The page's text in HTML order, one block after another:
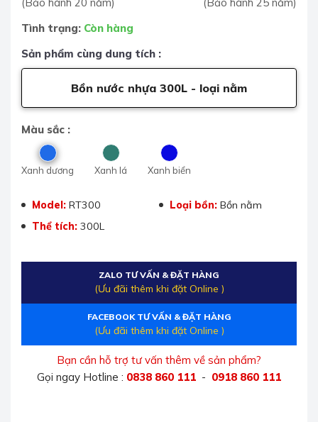
(Bảo hành 20 năm)
(Bảo hành 25 năm)
Tình trạng: Còn hàng
Sản phẩm cùng dung tích :
Bồn nước nhựa 300L - loại nằm
Màu sắc :
Xanh dương Xanh lá Xanh biển
Model: RT300 Loại bồn: Bồn nằm
Thể tích: 300L
ZALO TƯ VẤN & ĐẶT HÀNG
(Ưu đãi thêm khi đặt Online )
FACEBOOK TƯ VẤN & ĐẶT HÀNG
(Ưu đãi thêm khi đặt Online )
Bạn cần hỗ trợ tư vấn thêm về sản phẩm?
Gọi ngay Hotline : 0838 860 111 - 0918 860 111